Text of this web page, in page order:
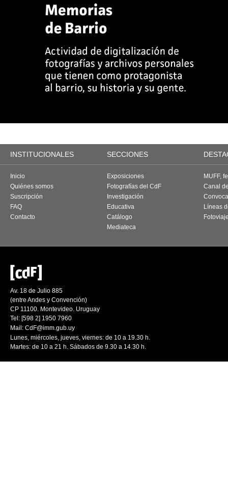
INSTITUCIONALES SECCIONES
Inicio
Quiénes somos
Suscripción
FAQ
Contacto
Exposiciones
Fotografías del CdF
Investigación
Educativa
Catálogo
Mediateca
MUFF,
Canal
Líneas
Av. 18 de Julio 885
(entre Andes y Convención)
CP 11100. Montevideo. Uruguay
Tel: [598 2] 1950 7960
Mail: CdF@imm.gub.uy
Lunes, miércoles, jueves, viernes: de 10 a 19.30 h.
Martes: de 10 a 21 h. Sábados de 9.30 a 14.30 h.